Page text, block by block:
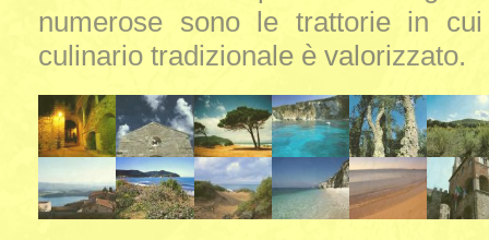
numerose sono le trattorie in
culinario tradizionale è valorizzato.